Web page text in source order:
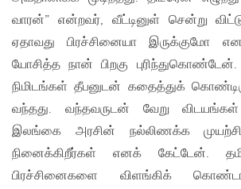
வாரன்” என்றவர், வீட்டினுள் சென்று
ஏதாவது பிரச்சினையா இருக்குமோ
யோசித்த நான் பிறகு
நிமிடங்கள் தீபனுடன் கதைத்துக்
வந்தது. வந்தவருடன் வேறு விடயங்கள்
இலங்கை அரசின் நல்லிணக்க
நினைக்கிறீர்கள் எனக் கேட்டேன்.
பிரச்சினைகளை விளங்கிக்